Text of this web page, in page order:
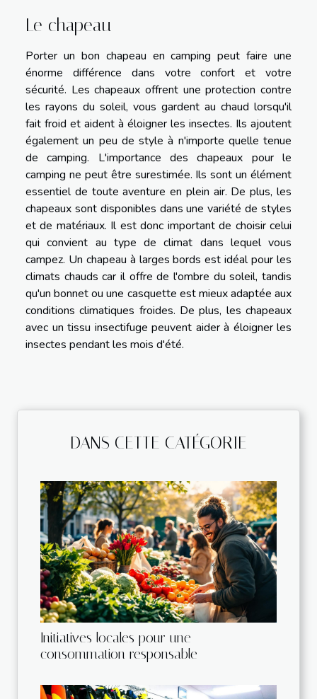
Le chapeau
Porter un bon chapeau en camping peut faire une
énorme différence dans votre confort et votre
sécurité. Les chapeaux offrent une protection contre
les rayons du soleil, vous gardent au chaud lorsqu'il
fait froid et aident à éloigner les insectes. Ils ajoutent
également un peu de style à n'importe quelle tenue
de camping. L'importance des chapeaux pour le
camping ne peut être surestimée. Ils sont un élément
essentiel de toute aventure en plein air. De plus, les
chapeaux sont disponibles dans une variété de styles
et de matériaux. Il est donc important de choisir celui
qui convient au type de climat dans lequel vous
campez. Un chapeau à larges bords est idéal pour les
climats chauds car il offre de l'ombre du soleil, tandis
qu'un bonnet ou une casquette est mieux adaptée aux
conditions climatiques froides. De plus, les chapeaux
avec un tissu insectifuge peuvent aider à éloigner les
insectes pendant les mois d'été.
DANS CETTE CATÉGORIE
Initiatives locales pour une
consommation responsable